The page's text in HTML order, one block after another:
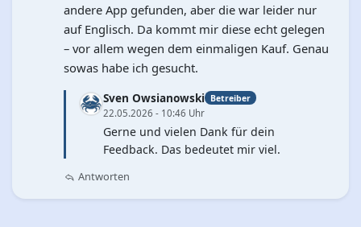
andere App gefunden, aber die war leider nur
auf Englisch. Da kommt mir diese echt gelegen
– vor allem wegen dem einmaligen Kauf. Genau
sowas habe ich gesucht.
Sven Owsianowski Betreiber
22.05.2026 - 10:46 Uhr
Gerne und vielen Dank für dein
Feedback. Das bedeutet mir viel.
Antworten